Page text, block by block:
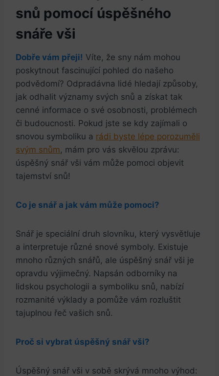
⁢snů pomocí úspěšného
snáře vši
Dobře vám přeji! Víte, že sny nám mohou
poskytnout ‌fascinující pohled do⁣ našeho
podvědomí? Odpradávna lidé hledají způsoby,‌
jak odhalit ⁣významy svých ‌snů a získat tak
cenné informace o ⁣své osobnosti, problémech
či‌ budoucnosti. Pokud jste ⁣se kdy zajímali o
snovou symboliku a rádi ⁣byste lépe porozuměli⁤
svým ⁣snům,‌ mám⁣ pro vás skvělou ⁤zprávu:
úspěšný snář vši vám⁢ může pomoci objevit
tajemství ⁣snů!
Co je ‌snář⁢ a jak vám může pomoci?
Snář je speciální druh ⁢slovníku, který vysvětluje⁢
a interpretuje různé snové​ symboly. ⁢Existuje
mnoho různých snářů, ale úspěšný snář vši je⁢
opravdu ⁢výjimečný.‍ Napsán odborníky na
⁣lidskou ⁤psychologii⁤ a symboliku snů, nabízí
rozmanité výklady a pomůže vám⁣ rozluštit
tajuplnou řeč vašich snů.
Proč si vybrat úspěšný snář vši?
Úspěšný snář vši v sobě skrývá mnoho výhod: